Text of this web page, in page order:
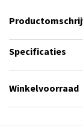
Specificaties
Winkelvoorraad